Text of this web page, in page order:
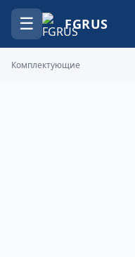
☰ FGRUS
Комплектующие